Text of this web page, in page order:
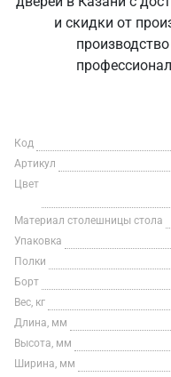
и скидки от
Код
Артикул
Цвет
Материал столешницы стола
Упаковка
Полки
Борт
Вес, кг
Длина, мм
Высота, мм
Ширина, мм